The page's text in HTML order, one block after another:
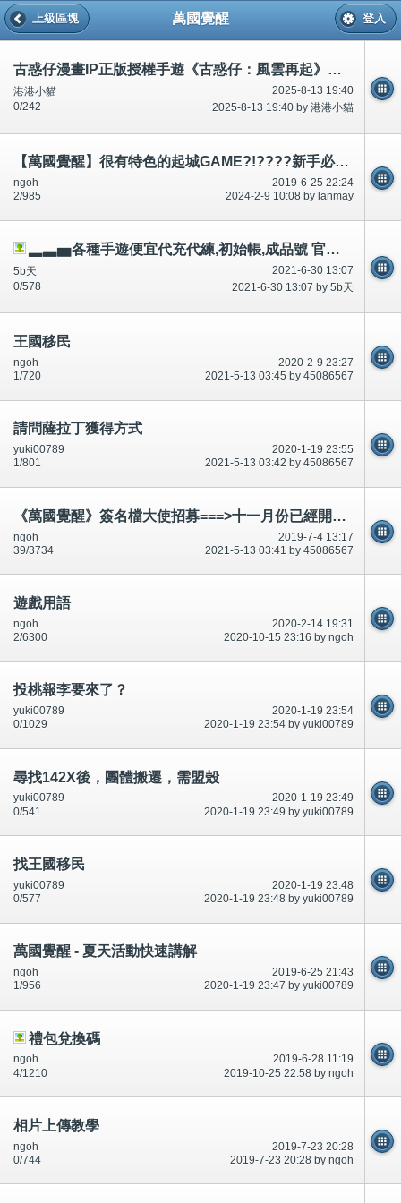
萬國覺醒
上級區塊 登入
古惑仔漫畫IP正版授權手遊《古惑仔：風雲再起》預約今日全面開放！​
2025-8-13 19:40
港港小貓
2025-8-13 19:40 by 港港小貓
0/242
【萬國覺醒】很有特色的起城GAME?!????新手必看~幫助你輕鬆渡過新手期
2019-6-25 22:24
ngoh
2024-2-9 10:08 by lanmay
2/985
▂▃▅各種手遊便宜代充代練,初始帳,成品號 官網: www.hkgame520.com
2021-6-30 13:07
5b天
2021-6-30 13:07 by 5b天
0/578
王國移民
2020-2-9 23:27
ngoh
2021-5-13 03:45 by 45086567
1/720
請問薩拉丁獲得方式
2020-1-19 23:55
yuki00789
2021-5-13 03:42 by 45086567
1/801
《萬國覺醒》簽名檔大使招募===>十一月份已經開始!!!!!
2019-7-4 13:17
ngoh
2021-5-13 03:41 by 45086567
39/3734
遊戲用語
2020-2-14 19:31
ngoh
2020-10-15 23:16 by ngoh
2/6300
投桃報李要來了？
2020-1-19 23:54
yuki00789
2020-1-19 23:54 by yuki00789
0/1029
尋找142X後，團體搬遷，需盟殼
2020-1-19 23:49
yuki00789
2020-1-19 23:49 by yuki00789
0/541
找王國移民
2020-1-19 23:48
yuki00789
2020-1-19 23:48 by yuki00789
0/577
萬國覺醒 - 夏天活動快速講解
2019-6-25 21:43
ngoh
2020-1-19 23:47 by yuki00789
1/956
禮包兌換碼
2019-6-28 11:19
ngoh
2019-10-25 22:58 by ngoh
4/1210
相片上傳教學
2019-7-23 20:28
ngoh
2019-7-23 20:28 by ngoh
0/744